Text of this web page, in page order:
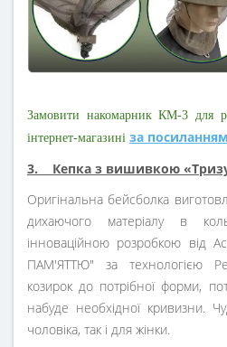
Замовити накомарник КМ-3 для
інтернет-магазині за
3. Кепка з вишивкою
Оригінальна бейсболка
дихаючого матеріалу в
інноваційною розробкою
ПАМ'ЯТТЮ" за технологією
козирок до потрібної форми,
набуде необхідної кривизни.
чоловіка, так і для жінки.